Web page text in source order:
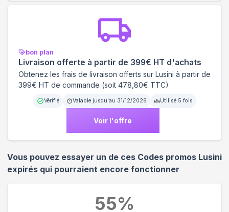
bon plan
Livraison offerte à partir de 399€ HT d'achats
Obtenez les frais de livraison offerts sur Lusini à partir de
399€ HT de commande (soit 478,80€ TTC)
Vérifié Valable jusqu'au 31/12/2026 Utilisé 5 fois
Voir l'offre
Vous pouvez essayer un de ces Codes promos Lusini
expirés qui pourraient encore fonctionner
55%